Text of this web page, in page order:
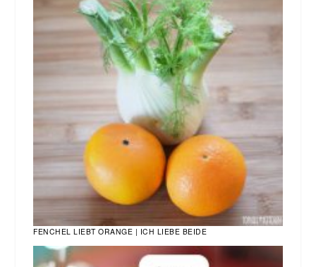
FENCHEL LIEBT ORANGE | ICH LIEBE BEIDE